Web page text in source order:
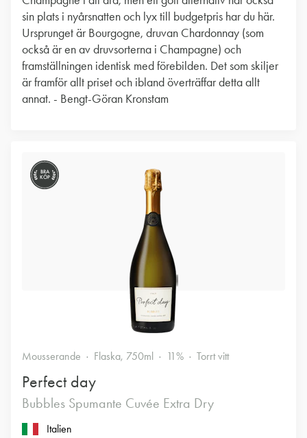
sin plats i nyårsnatten och lyx till budgetpris har du här.
Ursprunget är Bourgogne, druvan Chardonnay (som
också är en av druvsorterna i Champagne) och
framställningen identisk med förebilden. Det som skiljer
är framför allt priset och ibland överträffar detta allt
annat. - Bengt-Göran Kronstam
BRA
KÖP
Mousserande Flaska, 750ml 11% Torrt vitt
Perfect day
Bubbles Spumante Cuvée Extra Dry
Italien